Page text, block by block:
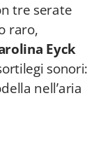
tre serate
raro,
Eyck
sonori:
nell’aria